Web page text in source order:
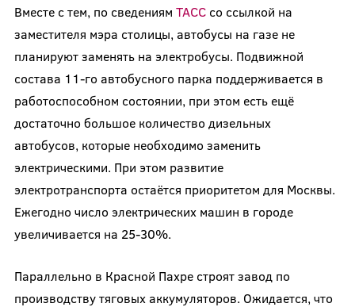
Вместе с тем, по сведениям ТАССсо ссылкой на
заместителя мэра столицы, автобусы на газе не
планируют заменять на электробусы. Подвижной
состава 11-го автобусного парка поддерживается в
работоспособном состоянии, при этом есть ещё
достаточно большое количество дизельных
автобусов, которые необходимо заменить
электрическими. При этом развитие
электротранспорта остаётся приоритетом для Москвы.
Ежегодно число электрических машин в городе
увеличивается на 25-30%.
Параллельно в Красной Пахре строят завод по
производству тяговых аккумуляторов. Ожидается, что